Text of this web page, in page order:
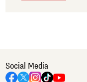
Social Media